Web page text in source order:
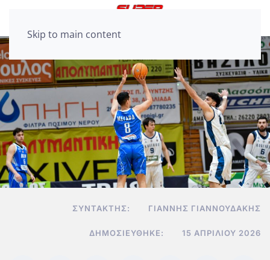
Skip to main content
ΣΥΝΤΆΚΤΗΣ: ΓΙΆΝΝΗΣ ΓΙΑΝΝΟΥΔΆΚΗΣ
ΔΗΜΟΣΙΕΎΘΗΚΕ: 15 ΑΠΡΙΛΊΟΥ 2026